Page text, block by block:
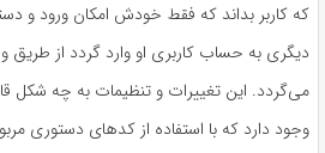
که کاربر بداند که فقط خودش امکان ورود و
دیگری به حساب کاربری او وارد گردد از
می‌گردد. این تغییرات و تنظیمات به چه شکل
وجود دارد که با استفاده از کدهای دستوری